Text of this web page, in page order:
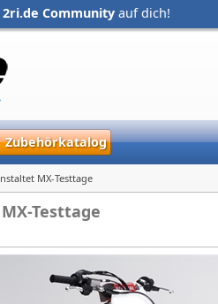
2ri.de Community auf dich!
Zubehörkatalog
MX-Testtage
Testtage